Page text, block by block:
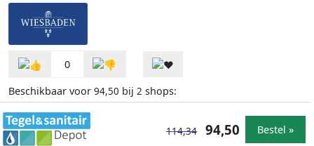
0
Beschikbaar voor 94,50 bij 2 shops:
114,34 94,50 Bestel »